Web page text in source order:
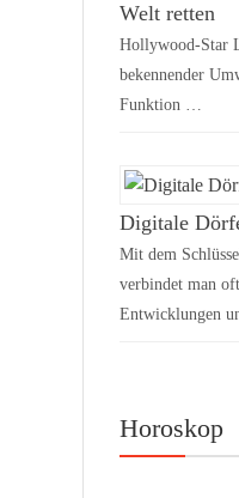
Welt retten
Hollywood-Star
bekennender
Funktion …
Digitale
Mit dem
verbindet man
Entwicklungen
Horoskop